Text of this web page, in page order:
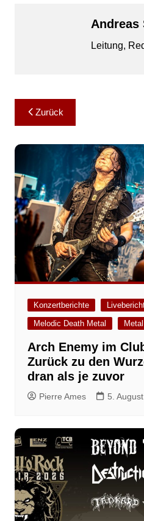
Andreas
Leitung,
Zurück
Konzertberichte
Melodic Death Metal
Metal
Arch Enemy im
Zurück zu den
dran als je zuvor
Pierre Ames 5.